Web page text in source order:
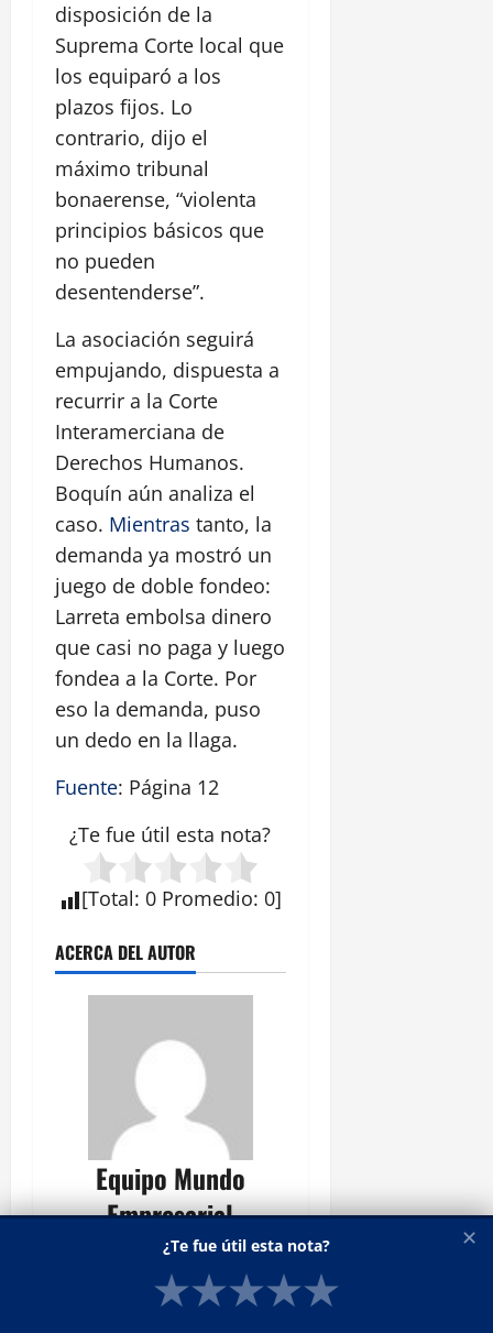
disposición de la
Suprema Corte local que
los equiparó a los
plazos fijos. Lo
contrario, dijo el
máximo tribunal
bonaerense, “violenta
principios básicos que
no pueden
desentenderse”.
La asociación seguirá
empujando, dispuesta a
recurrir a la Corte
Interamerciana de
Derechos Humanos.
Boquín aún analiza el
caso. Mientras tanto, la
demanda ya mostró un
juego de doble fondeo:
Larreta embolsa dinero
que casi no paga y luego
fondea a la Corte. Por
eso la demanda, puso
un dedo en la llaga.
Fuente: Página 12
¿Te fue útil esta nota?
[Total: 0 Promedio: 0]
ACERCA DEL AUTOR
Equipo Mundo
Empresarial
Administrator
Ver todas las
✕
¿Te fue útil esta nota?
★★★★★